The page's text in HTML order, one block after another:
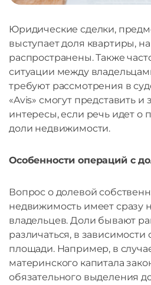
Юридические сделки,
выступает доля квартиры,
распространены. Также
ситуации между
требуют рассмотрения в
«Avis» смогут представить
интересы, если речь идет о
доли недвижимости.
Особенности операций с
Вопрос о долевой
недвижимость имеет сразу
владельцев. Доли бывают
различаться, в
площади. Например, в
материнского капитала
обязательного выделения